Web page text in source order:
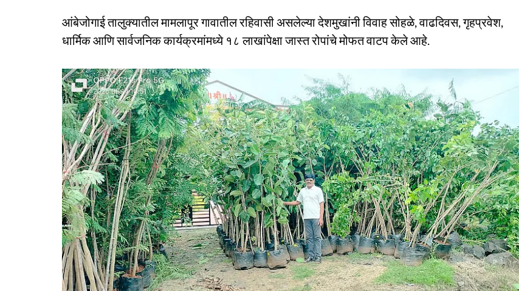
आंबेजोगाई तालुक्यातील मामलापूर गावातील रहिवासी असलेल्या देशमुखांनी विवाह सोहळे, वाढदिवस, गृहप्रवेश,
धार्मिक आणि सार्वजनिक कार्यक्रमांमध्ये १८ लाखांपेक्षा जास्त रोपांचे मोफत वाटप केले आहे.